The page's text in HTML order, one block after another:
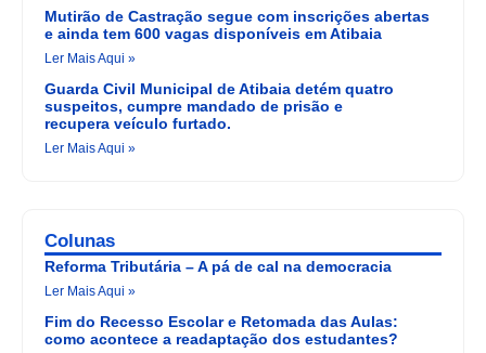
Mutirão de Castração segue com inscrições abertas
e ainda tem 600 vagas disponíveis em Atibaia
Ler Mais Aqui »
Guarda Civil Municipal de Atibaia detém quatro
suspeitos, cumpre mandado de prisão e
recupera veículo furtado.
Ler Mais Aqui »
Colunas
Reforma Tributária – A pá de cal na democracia
Ler Mais Aqui »
Fim do Recesso Escolar e Retomada das Aulas:
como acontece a readaptação dos estudantes?